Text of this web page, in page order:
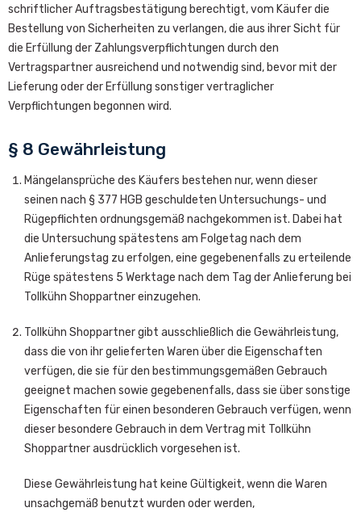
schriftlicher Auftragsbestätigung berechtigt, vom Käufer die
Bestellung von Sicherheiten zu verlangen, die aus ihrer Sicht für
die Erfüllung der Zahlungsverpflichtungen durch den
Vertragspartner ausreichend und notwendig sind, bevor mit der
Lieferung oder der Erfüllung sonstiger vertraglicher
Verpflichtungen begonnen wird.
§ 8 Gewährleistung
Mängelansprüche des Käufers bestehen nur, wenn dieser
seinen nach § 377 HGB geschuldeten Untersuchungs- und
Rügepflichten ordnungsgemäß nachgekommen ist. Dabei hat
die Untersuchung spätestens am Folgetag nach dem
Anlieferungstag zu erfolgen, eine gegebenenfalls zu erteilende
Rüge spätestens 5 Werktage nach dem Tag der Anlieferung bei
Tollkühn Shoppartner einzugehen.
Tollkühn Shoppartner gibt ausschließlich die Gewährleistung,
dass die von ihr gelieferten Waren über die Eigenschaften
verfügen, die sie für den bestimmungsgemäßen Gebrauch
geeignet machen sowie gegebenenfalls, dass sie über sonstige
Eigenschaften für einen besonderen Gebrauch verfügen, wenn
dieser besondere Gebrauch in dem Vertrag mit Tollkühn
Shoppartner ausdrücklich vorgesehen ist.
Diese Gewährleistung hat keine Gültigkeit, wenn die Waren
unsachgemäß benutzt wurden oder werden,